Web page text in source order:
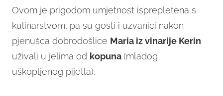
Ovom je prigodom umjetnost isprepletena s
kulinarstvom, pa su gosti i uzvanici nakon
pjenušca dobrodošlice Maria iz vinarije Kerin
uživali u jelima od kopuna(mladog
uškopljenog pijetla).